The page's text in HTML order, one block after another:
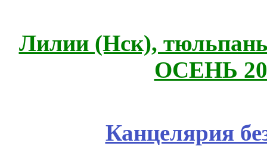
Лилии (Нск),
ОСЕНЬ
Канцелярия